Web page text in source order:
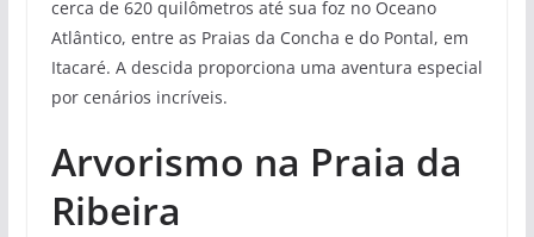
cerca de 620 quilômetros até sua foz no Oceano
Atlântico, entre as Praias da Concha e do Pontal, em
Itacaré. A descida proporciona uma aventura especial
por cenários incríveis.
Arvorismo na Praia da
Ribeira